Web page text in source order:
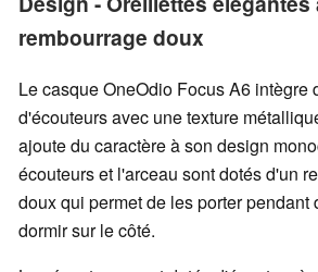
rembourrage doux
Le casque OneOdio Focus A6 intègre
d'écouteurs avec une texture
ajoute du caractère à son design
écouteurs et l'arceau sont dotés d'un
doux qui permet de les porter pendant
dormir sur le côté.